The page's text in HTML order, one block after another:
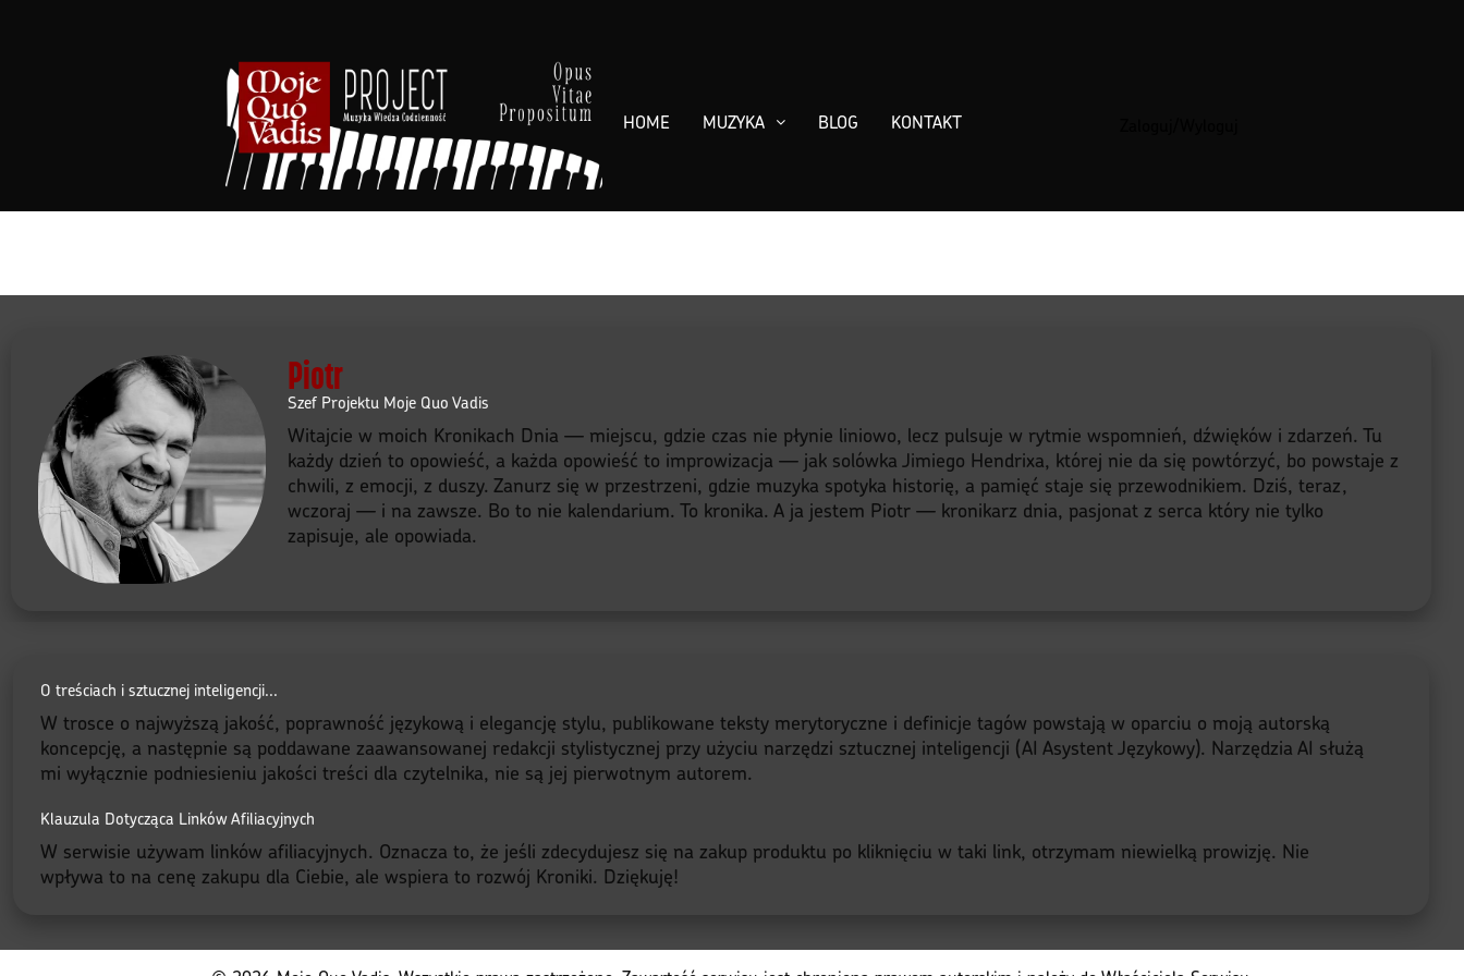
HOME MUZYKA BLOG KONTAKT
Piotr
Szef Projektu Moje Quo Vadis
Witajcie w moich Kronikach Dnia — miejscu, gdzie czas nie płynie liniowo, lecz pulsuje w rytmie wspomnień, dźwięków i zdarzeń. Tu
każdy dzień to opowieść, a każda opowieść to improwizacja — jak solówka Jimiego Hendrixa, której nie da się powtórzyć, bo powstaje z
chwili, z emocji, z duszy. Zanurz się w przestrzeni, gdzie muzyka spotyka historię, a pamięć staje się przewodnikiem. Dziś, teraz,
wczoraj — i na zawsze. Bo to nie kalendarium. To kronika. A ja jestem Piotr — kronikarz dnia, pasjonat z serca który nie tylko
zapisuje, ale opowiada.
O treściach i sztucznej inteligencji...
W trosce o najwyższą jakość, poprawność językową i elegancję stylu, publikowane teksty merytoryczne i definicje tagów powstają w oparciu o moją autorską
koncepcję, a następnie są poddawane zaawansowanej redakcji stylistycznej przy użyciu narzędzi sztucznej inteligencji (AI Asystent Językowy). Narzędzia AI służą
mi wyłącznie podniesieniu jakości treści dla czytelnika, nie są jej pierwotnym autorem.
Klauzula Dotycząca Linków Afiliacyjnych
W serwisie używam linków afiliacyjnych. Oznacza to, że jeśli zdecydujesz się na zakup produktu po kliknięciu w taki link, otrzymam niewielką prowizję. Nie
wpływa to na cenę zakupu dla Ciebie, ale wspiera to rozwój Kroniki. Dziękuję!